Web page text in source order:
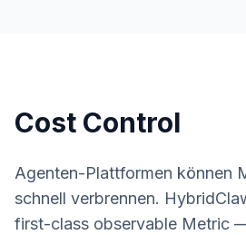
Cost Control
Agenten-Plattformen können
schnell verbrennen.
first-class observable Metric